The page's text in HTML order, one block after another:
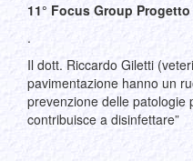
11° Focus Group
.
Il dott. Riccardo Giletti
pavimentazione hanno un
prevenzione delle patologie
contribuisce a disinfettare”